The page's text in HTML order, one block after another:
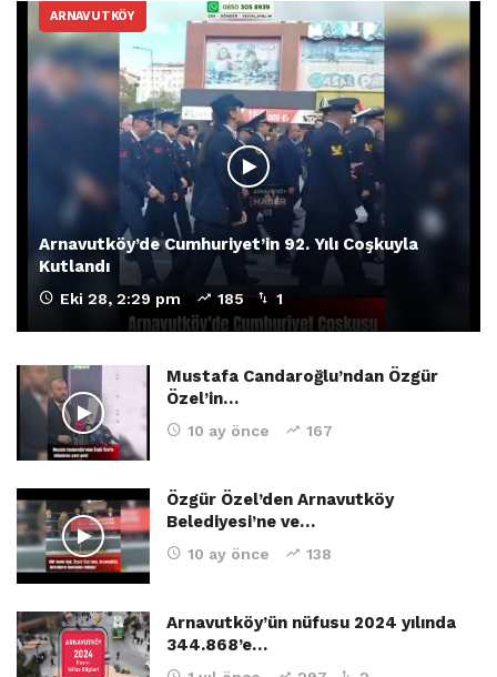
ARNAVUTKÖY
Arnavutköy’de Cumhuriyet’in 92. Yılı Coşkuyla
Kutlandı
Eki 28, 2:29 pm 185 1
Mustafa Candaroğlu’ndan Özgür
Özel’in…
10 ay önce 167
Özgür Özel’den Arnavutköy
Belediyesi’ne ve…
10 ay önce 138
Arnavutköy’ün nüfusu 2024 yılında
344.868’e…